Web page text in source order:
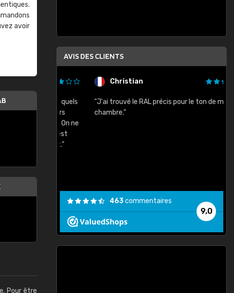
avoir
Pour être
AVIS DES CLIENTS
quels
a plusieurs
etc. On ne
s'est
convient."
Christian
"J'ai trouvé le RAL précis pour le ton de ma
chambre."
9,0
463commentaires